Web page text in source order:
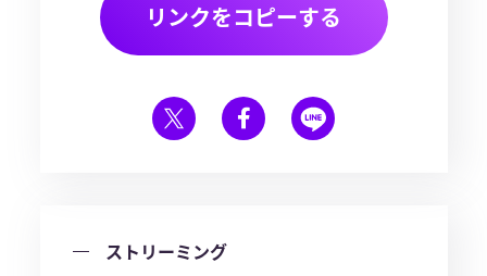
リンクをコピーする
ストリーミング